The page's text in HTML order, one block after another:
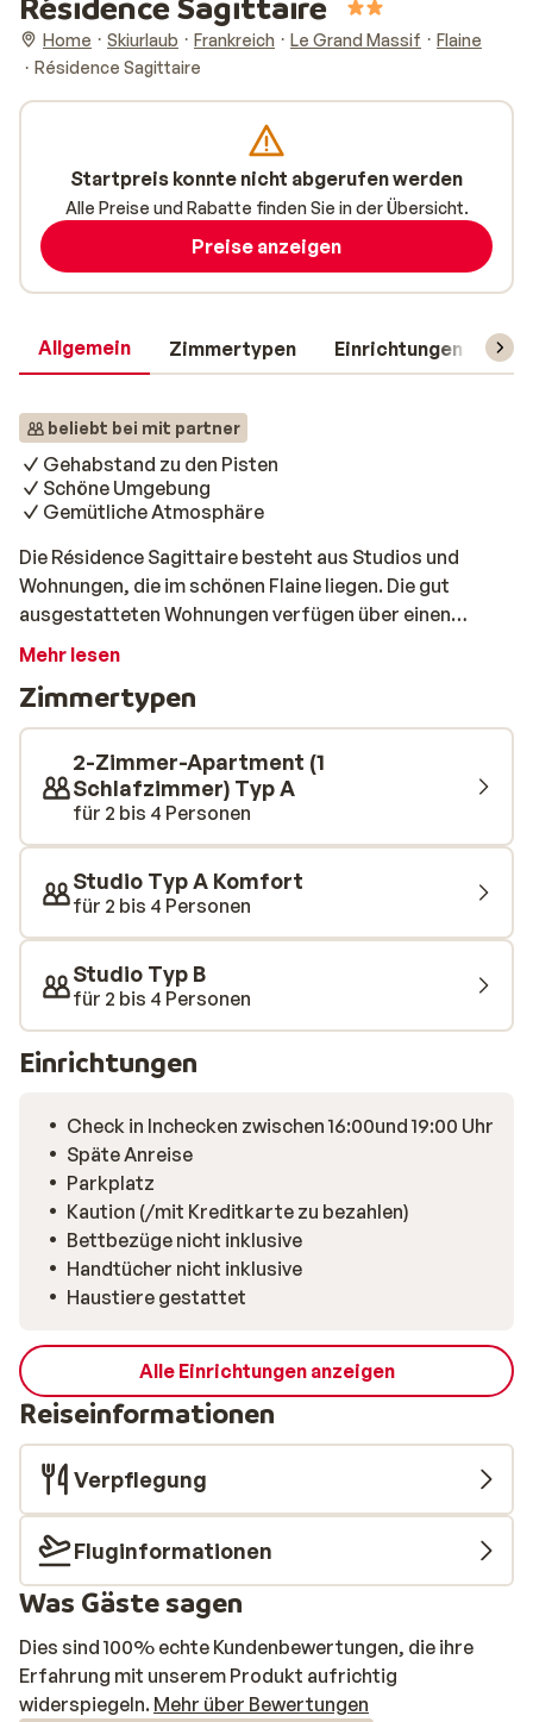
Home Skiurlaub Frankreich Le Grand Massif
Flaine
Résidence Sagittaire
Allgemein Zimmertypen Einrichtungen
beliebt bei mit partner
Gehabstand zu den Pisten
Schöne Umgebung
Gemütliche Atmosphäre
Die Résidence Sagittaire besteht aus Studios und
Wohnungen, die im schönen Flaine liegen. Die gut
ausgestatteten Wohnungen verfügen über einen
eigenen Balkon und einen Skiabstellraum sowie über
und Geschirrspüler. Die Wohnungen sind komfortabel
eingerichtet und können bis zu 4 Personen
beherbergen. Die Residenz ist nur 250 Meter von den
Pisten entfernt und in der Nähe befinden sich einige
Geschäfte.
Mehr lesen
Zimmertypen
2-Zimmer-Apartment (1
Schlafzimmer) Typ A
für 2 bis 4 Personen
Studio Typ A Komfort
für 2 bis 4 Personen
Studio Typ B
für 2 bis 4 Personen
Einrichtungen
Check in Inchecken zwischen 16:00und 19:00 Uhr
Späte Anreise
Parkplatz
Kaution (/mit Kreditkarte zu bezahlen)
Bettbezüge nicht inklusive
Handtücher nicht inklusive
Haustiere gestattet
Alle Einrichtungen anzeigen
Reiseinformationen
Verpflegung
Fluginformationen
Was Gäste sagen
Dies sind 100% echte Kundenbewertungen, die ihre
Erfahrung mit unserem Produkt aufrichtig
widerspiegeln. Mehr über Bewertungen
Startpreis konnte nicht abgerufen werden
Alle Preise und Rabatte finden Sie in der Übersicht.
Preise anzeigen